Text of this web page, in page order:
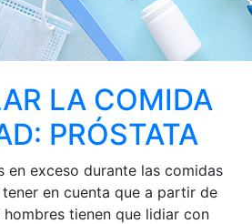
LA COMIDA
PRÓSTATA
en exceso durante las comidas
en cuenta que a partir de
tienen que lidiar con